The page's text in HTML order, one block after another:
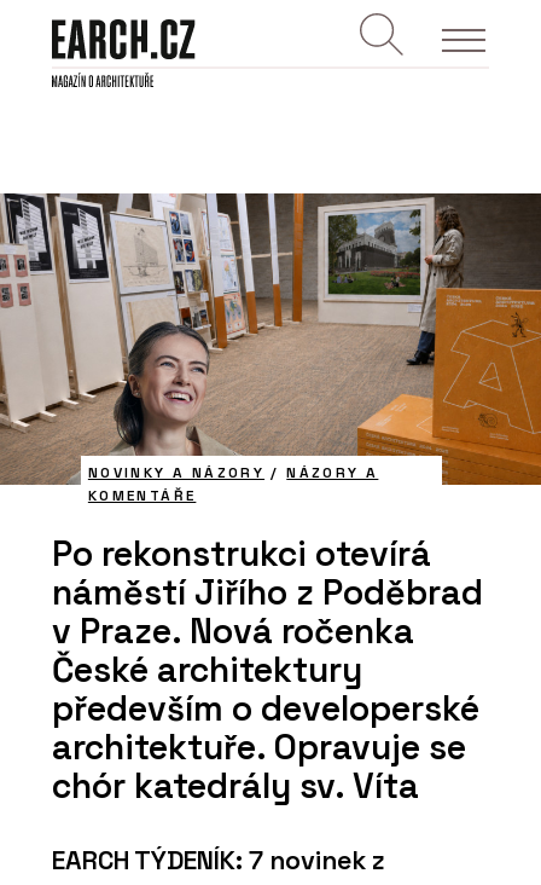
NOVINKY A NÁZORY /NÁZORY A
KOMENTÁŘE
Po rekonstrukci otevírá
náměstí Jiřího z Poděbrad
v Praze. Nová ročenka
České architektury
především o developerské
architektuře. Opravuje se
chór katedrály sv. Víta
EARCH TÝDENÍK: 7 novinek z